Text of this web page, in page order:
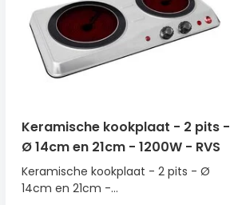
Keramische kookplaat - 2 pits -
Ø 14cm en 21cm - 1200W - RVS
Keramische kookplaat - 2 pits - Ø
14cm en 21cm -...